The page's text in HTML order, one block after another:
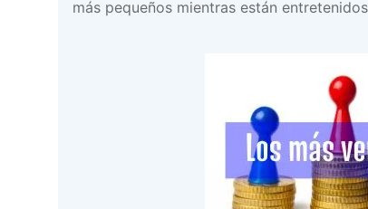
más pequeños mientras están